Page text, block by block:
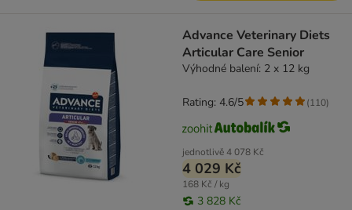
Advance Veterinary Diets
Articular Care Senior
Výhodné balení: 2 x 12 kg
jednotlivě4 078 Kč
4 029 Kč
168 Kč / kg
3 828 Kč
Rating: 4.6/5 (110)